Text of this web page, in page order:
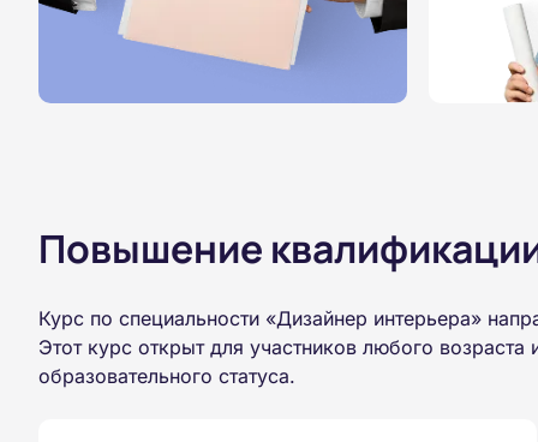
Повышение
Курс по специальности «Дизайнер интерьера»
Этот курс открыт для участников любого
образовательного статуса.